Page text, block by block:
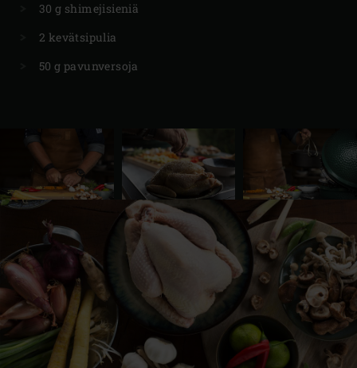
30 g shimejisieniä
2 kevätsipulia
50 g pavunversoja